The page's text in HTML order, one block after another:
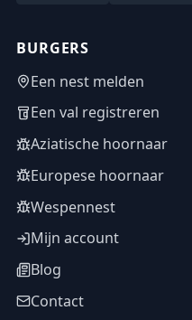
BURGERS
Een nest melden
Een val registreren
Aziatische hoornaar
Europese hoornaar
Wespennest
Mijn account
Blog
Contact